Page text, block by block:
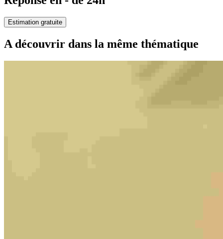
Estimation gratuite
A découvrir dans la même thématique